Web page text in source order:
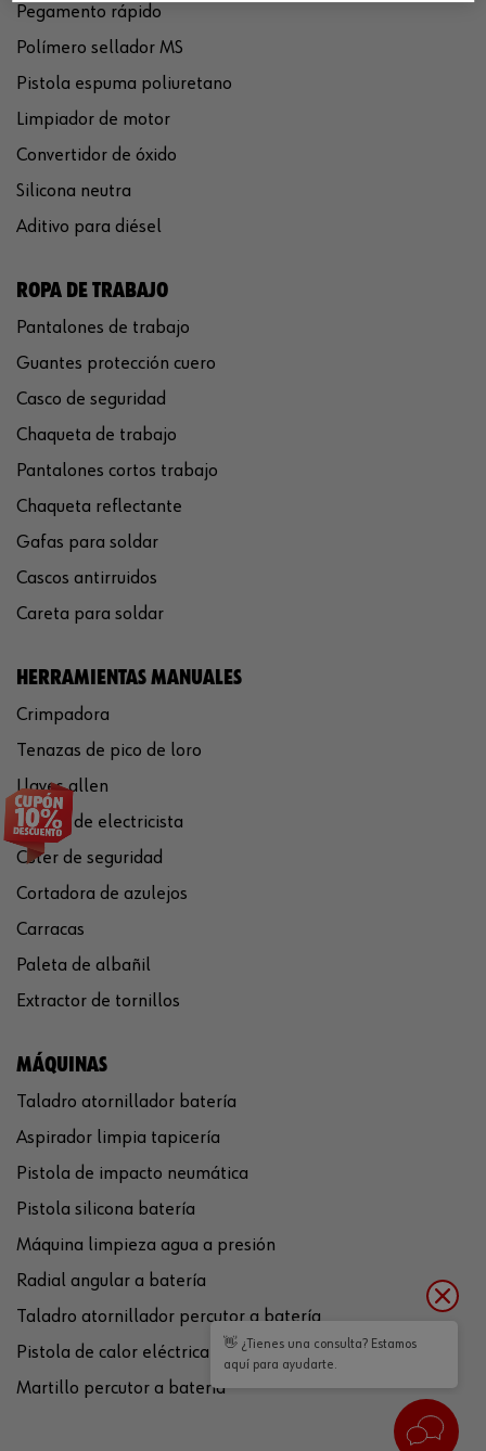
Pegamento rápido
Polímero sellador MS
Pistola espuma poliuretano
Limpiador de motor
Convertidor de óxido
Silicona neutra
Aditivo para diésel
ROPA DE TRABAJO
Pantalones de trabajo
Guantes protección cuero
Casco de seguridad
Chaqueta de trabajo
Pantalones cortos trabajo
Chaqueta reflectante
Gafas para soldar
Cascos antirruidos
Careta para soldar
HERRAMIENTAS MANUALES
Crimpadora
Tenazas de pico de loro
Llaves allen
Tijeras de electricista
Cúter de seguridad
Cortadora de azulejos
Carracas
Paleta de albañil
Extractor de tornillos
MÁQUINAS
Taladro atornillador batería
Aspirador limpia tapicería
Pistola de impacto neumática
Pistola silicona batería
Máquina limpieza agua a presión
Radial angular a batería
Taladro atornillador percutor a batería
Pistola de calor eléctrica
Martillo percutor a batería
👋 ¿Tienes una consulta? Estamos
aquí para ayudarte.